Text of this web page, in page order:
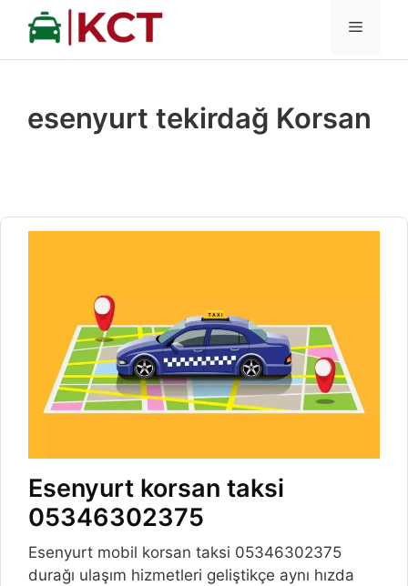
İçeriğe
MENÜ
esenyurt tekirdağ Korsan
Esenyurt korsan taksi
05346302375
Esenyurt mobil korsan taksi 05346302375
durağı ulaşım hizmetleri geliştikçe aynı hızda